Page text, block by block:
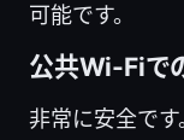
可能です。
公共Wi-Fiで
非常に安全で